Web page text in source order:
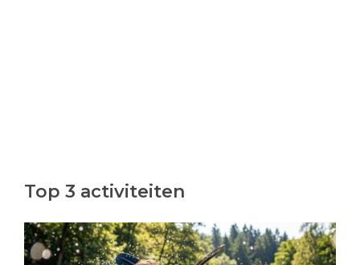
Top 3 activiteiten